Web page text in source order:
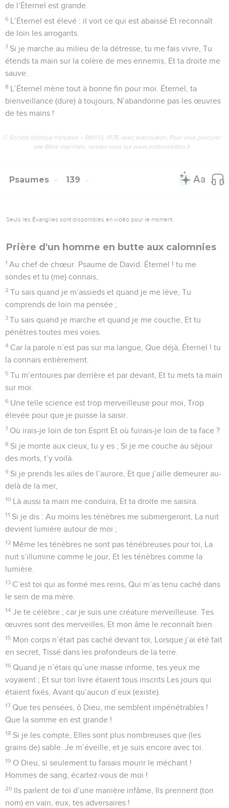
7 Éternel, souviens-toi des Édomites, Qui, au jour (du
malheur) de Jérusalem, Disaient : Rasez, rasez Jusqu’à ses
fondations !
8 Fille de Babylone, (qui vas être) dévastée, Heureux qui te
rend la pareille, Le mal que tu nous as fait !
9 Heureux qui saisit tes enfants, Et les écrase sur le roc !
© Société biblique française – Bibli’O, 1978, avec autorisation. Pour vous procurer
une Bible imprimée, rendez-vous sur www.editionsbiblio.fr
Psaumes 138
Seuls les Évangiles sont disponibles en vidéo pour le moment.
nom, A cause de ta bienveillance et de ta vérité, Car tu as
magnifié ta promesse par-delà toute renommée.
3
Le jour où je t’ai invoqué, tu m’as répondu, Tu m’as donné
de la hardiesse, de la force à mon âme.
4 Tous les rois de la terre te célébreront, Éternel ! En
entendant les paroles de ta bouche ;
5 Ils chanteront selon les directives de l’Éternel, Car la gloire
de l’Éternel est grande.
6
L’Éternel est élevé : il voit ce qui est abaissé Et reconnaît
de loin les arrogants.
7 Si je marche au milieu de la détresse, tu me fais vivre, Tu
étends ta main sur la colère de mes ennemis, Et ta droite me
sauve.
8 L’Éternel mène tout à bonne fin pour moi. Éternel, ta
bienveillance (dure) à toujours, N’abandonne pas les œuvres
de tes mains !
une Bible imprimée, rendez-vous sur www.editionsbiblio.fr
Au chef de chœur. Psaume de David. Éternel ! tu me
sondes et tu (me) connais,
Tu sais quand je m’assieds et quand je me lève, Tu
comprends de loin ma pensée ;
Tu sais quand je marche et quand je me couche, Et tu
pénètres toutes mes voies.
4 Car la parole n’est pas sur ma langue, Que déjà, Éternel ! tu
la connais entièrement.
5 Tu m’entoures par derrière et par devant, Et tu mets ta main
sur moi.
6 Une telle science est trop merveilleuse pour moi, Trop
élevée pour que je puisse la saisir.
7 Où irais-je loin de ton Esprit Et où fuirais-je loin de ta face ?
8 Si je monte aux cieux, tu y es ; Si je me couche au séjour